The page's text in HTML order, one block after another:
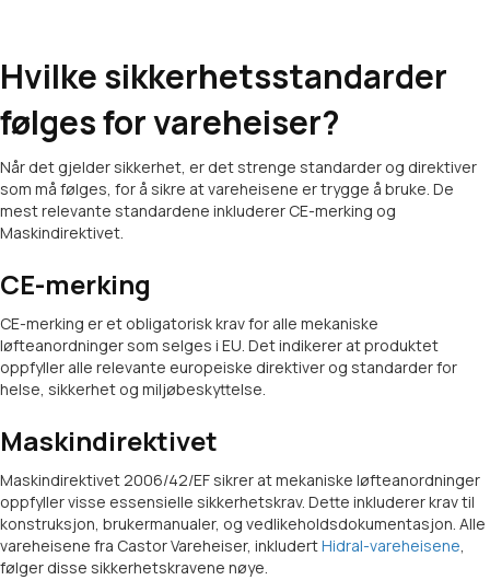
Hvilke sikkerhetsstandarder
følges for vareheiser?
Når det gjelder sikkerhet, er det strenge standarder og direktiver
som må følges, for å sikre at vareheisene er trygge å bruke. De
mest relevante standardene inkluderer CE-merking og
Maskindirektivet.
CE-merking
CE-merking er et obligatorisk krav for alle mekaniske
løfteanordninger som selges i EU. Det indikerer at produktet
oppfyller alle relevante europeiske direktiver og standarder for
helse, sikkerhet og miljøbeskyttelse.
Maskindirektivet
Maskindirektivet 2006/42/EF sikrer at mekaniske løfteanordninger
oppfyller visse essensielle sikkerhetskrav. Dette inkluderer krav til
konstruksjon, brukermanualer, og vedlikeholdsdokumentasjon. Alle
vareheisene fra Castor Vareheiser, inkludertHidral-vareheisene,
følger disse sikkerhetskravene nøye.